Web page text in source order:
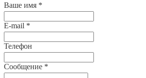
Ваше имя *
E-mail *
Телефон
Сообщение *